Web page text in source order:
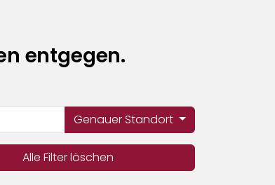
entgegen.
Genauer Standort
Alle Filter löschen